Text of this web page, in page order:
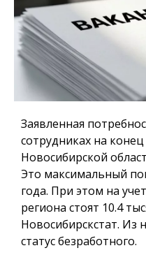
Заявленная
сотрудниках на
Новосибирской
Это максимальный
года. При этом на
региона стоят 10.4
Новосибирскстат. Из
статус безработного.